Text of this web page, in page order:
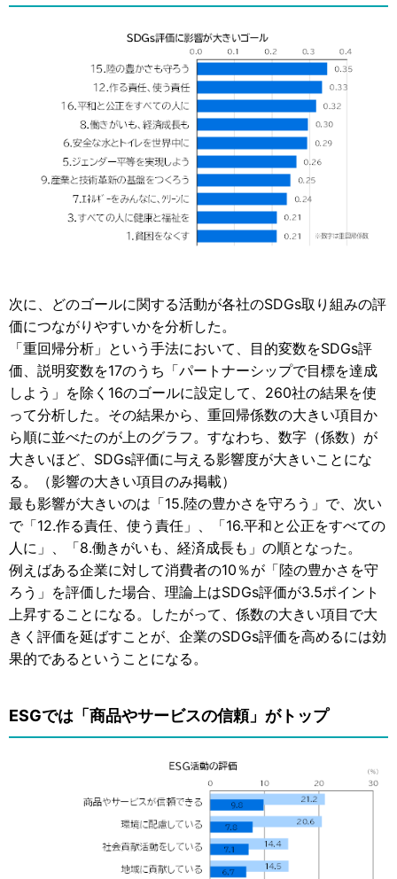
次に、どのゴールに関する活動が各社のSDGs取り組みの評
価につながりやすいかを分析した。
「重回帰分析」という手法において、目的変数をSDGs評
価、説明変数を17のうち「パートナーシップで目標を達成
しよう」を除く16のゴールに設定して、260社の結果を使
って分析した。その結果から、重回帰係数の大きい項目か
ら順に並べたのが上のグラフ。すなわち、数字（係数）が
大きいほど、SDGs評価に与える影響度が大きいことにな
る。（影響の大きい項目のみ掲載）
最も影響が大きいのは「15.陸の豊かさを守ろう」で、次い
で「12.作る責任、使う責任」、「16.平和と公正をすべての
人に」、「8.働きがいも、経済成長も」の順となった。
例えばある企業に対して消費者の10％が「陸の豊かさを守
ろう」を評価した場合、理論上はSDGs評価が3.5ポイント
上昇することになる。したがって、係数の大きい項目で大
きく評価を延ばすことが、企業のSDGs評価を高めるには効
果的であるということになる。
ESGでは「商品やサービスの信頼」がトップ